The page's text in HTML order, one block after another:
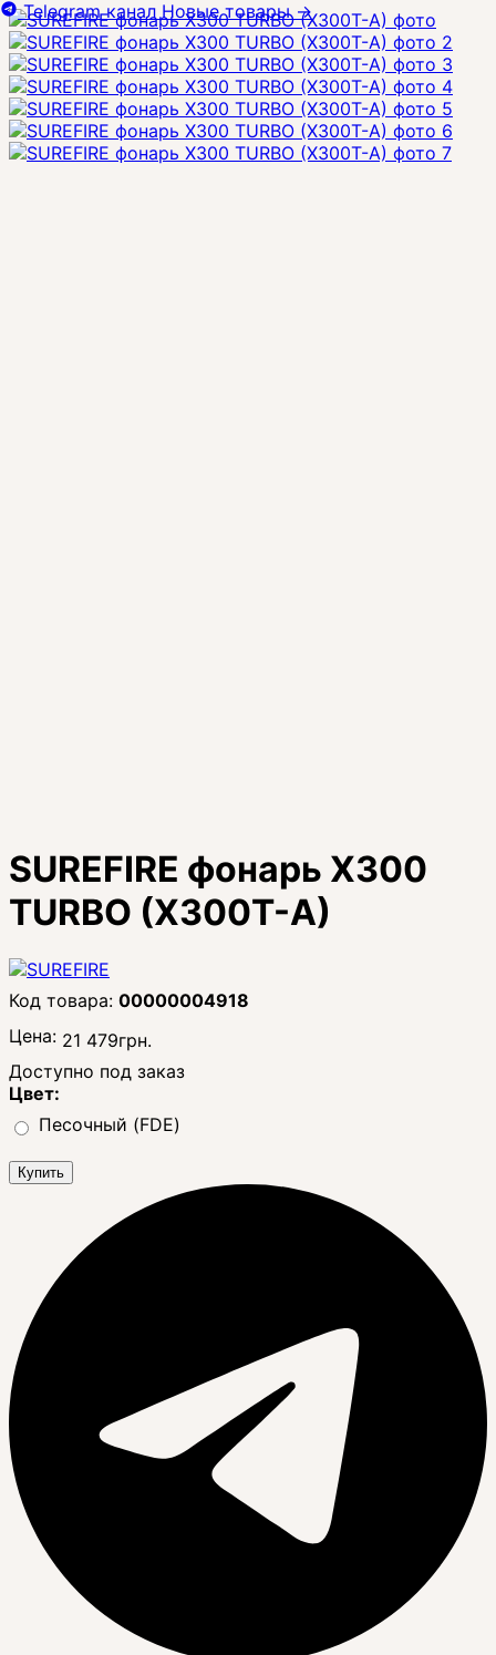
SUREFIRE фонарь X300
TURBO (X300T-A)
00000004918
Цена: 21 479грн.
Доступно под заказ
Цвет:
Песочный (FDE)
Купить
Telegram канал Новые товары →